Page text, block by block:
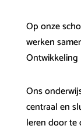
Op onze
werken
Ons
centraal en
leren door te